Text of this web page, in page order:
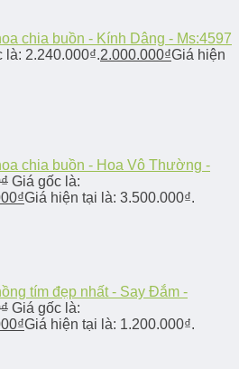
chia buồn - Kính Dâng - Ms:4597
là: 2.240.000₫.2.000.000₫Giá hiện
chia buồn - Hoa Vô Thường -
₫ Giá gốc là:
₫Giá hiện tại là: 3.500.000₫.
tím đẹp nhất - Say Đắm -
₫ Giá gốc là:
₫Giá hiện tại là: 1.200.000₫.